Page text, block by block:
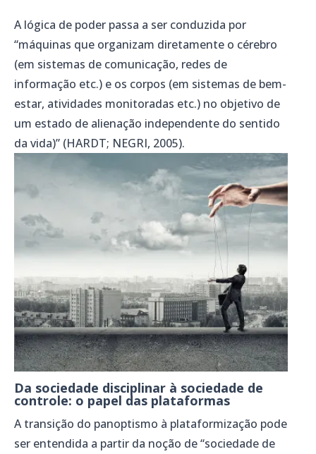
A lógica de poder passa a ser conduzida por
“máquinas que organizam diretamente o cérebro
(em sistemas de comunicação, redes de
informação etc.) e os corpos (em sistemas de bem-
estar, atividades monitoradas etc.) no objetivo de
um estado de alienação independente do sentido
da vida)” (HARDT; NEGRI, 2005).
Da sociedade disciplinar à sociedade de
controle: o papel das plataformas
A transição do panoptismo à plataformização pode
ser entendida a partir da noção de “sociedade de